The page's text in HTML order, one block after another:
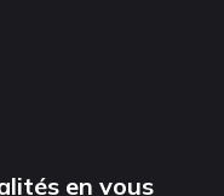
en vous